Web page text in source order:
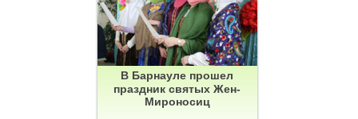
В Барнауле прошел
праздник святых Жен-
Мироносиц